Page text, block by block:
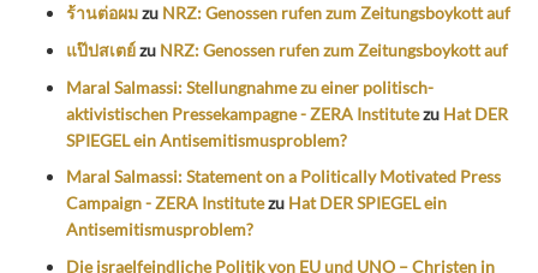
ร้านต่อผมzu NRZ: Genossen rufen zum Zeitungsboykott auf
แป๊ปสเตย์zu NRZ: Genossen rufen zum Zeitungsboykott auf
Maral Salmassi: Stellungnahme zu einer politisch-
aktivistischen Pressekampagne - ZERA Institutezu Hat DER
SPIEGEL ein Antisemitismusproblem?
Maral Salmassi: Statement on a Politically Motivated Press
Campaign - ZERA Institutezu Hat DER SPIEGEL ein
Antisemitismusproblem?
Die israelfeindliche Politik von EU und UNO – Christen in